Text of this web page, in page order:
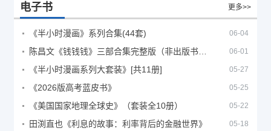
电子书 更多>>
《半小时漫画》系列合集(44套) 06-04
06-01
《半小时漫画系列大套装》[共11册] 05-27
《2026版高考蓝皮书》 05-25
《美国国家地理全球史》（套装全10册） 05-22
田渕直也《利息的故事：利率背后的金融世界》 05-18